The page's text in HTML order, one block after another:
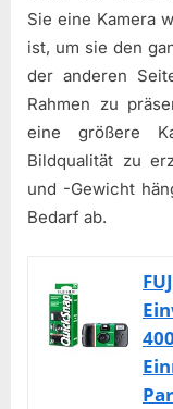
Sie eine Kamera
ist, um sie den
der anderen
Rahmen zu
eine größere
Bildqualität zu
und -Gewicht
Bedarf ab.